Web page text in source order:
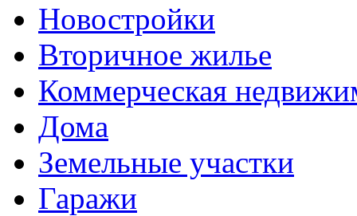
Новостройки
Вторичное жилье
Коммерческая
Дома
Земельные участки
Гаражи